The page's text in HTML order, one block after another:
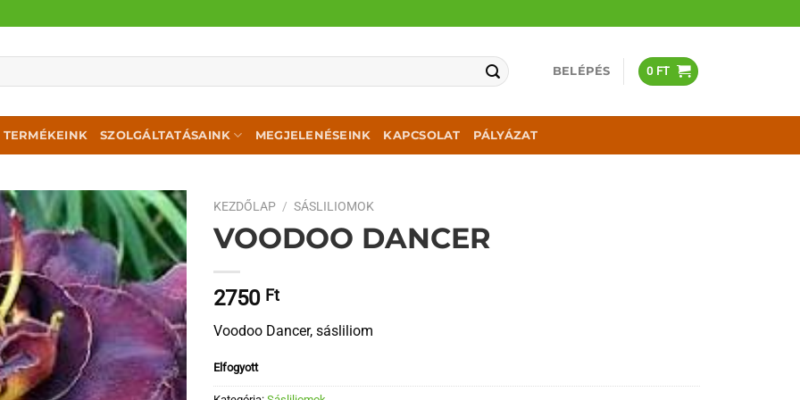
BELÉPÉS 0 FT
TERMÉKEINK SZOLGÁLTATÁSAINK MEGJELENÉSEINK KAPCSOLAT PÁLYÁZAT
KEZDŐLAP / SÁSLILIOMOK
VOODOO DANCER
2750 Ft
Voodoo Dancer, sásliliom
Elfogyott